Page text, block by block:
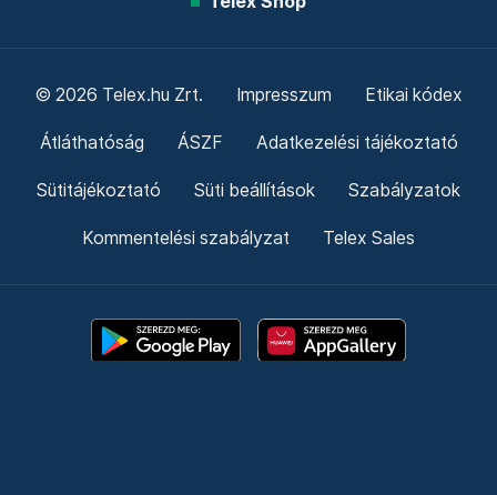
© 2026 Telex.hu Zrt. Impresszum Etikai kódex
Átláthatóság ÁSZF Adatkezelési tájékoztató
Sütitájékoztató Süti beállítások Szabályzatok
Kommentelési szabályzat Telex Sales